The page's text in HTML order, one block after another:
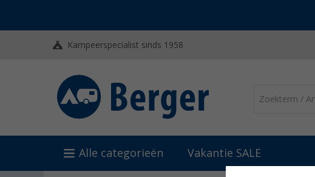
Kampeerspecialist sinds 1958
Alle categorieën Vakantie SALE